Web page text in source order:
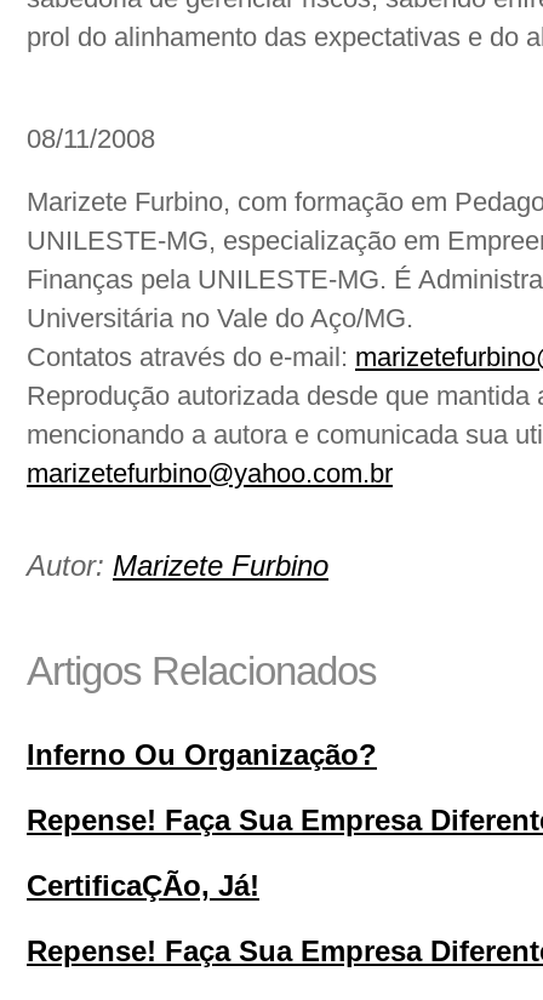
prol do alinhamento das expectativas e do
08/11/2008
Marizete Furbino, com formação em
UNILESTE-MG, especialização em
Finanças pela UNILESTE-MG. É
Universitária no Vale do Aço/MG.
Contatos através do e-mail:
Reprodução autorizada desde que mantida
mencionando a autora e comunicada sua
marizetefurbino@yahoo.com.br
Autor: Marizete Furbino
Artigos Relacionados
Inferno Ou Organização?
Repense! Faça Sua Empresa
CertificaÇÃo, Já!
Repense! Faça Sua Empresa